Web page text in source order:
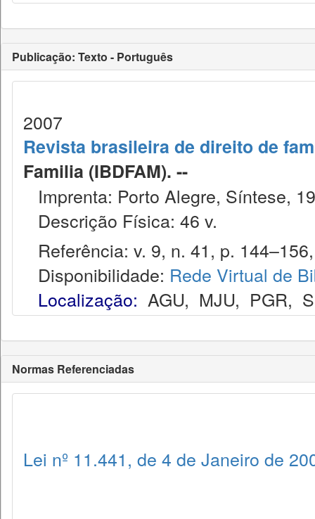
Publicação: Texto - Português
2007
Revista brasileira de direito de
Familia (IBDFAM). --
Imprenta: Porto Alegre, Síntese,
Descrição Física: 46 v.
Referência: v. 9, n. 41, p.
Disponibilidade: Rede Virtual de
Localização: AGU, MJU, PGR,
Normas Referenciadas
Lei nº 11.441, de 4 de Janeiro de